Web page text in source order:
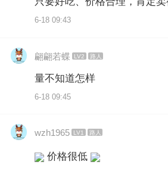
6-18 09:43
翩翩若蝶 LV2 路人
量不知道怎样
6-18 09:45
wzh1965 LV1 路人
价格很低